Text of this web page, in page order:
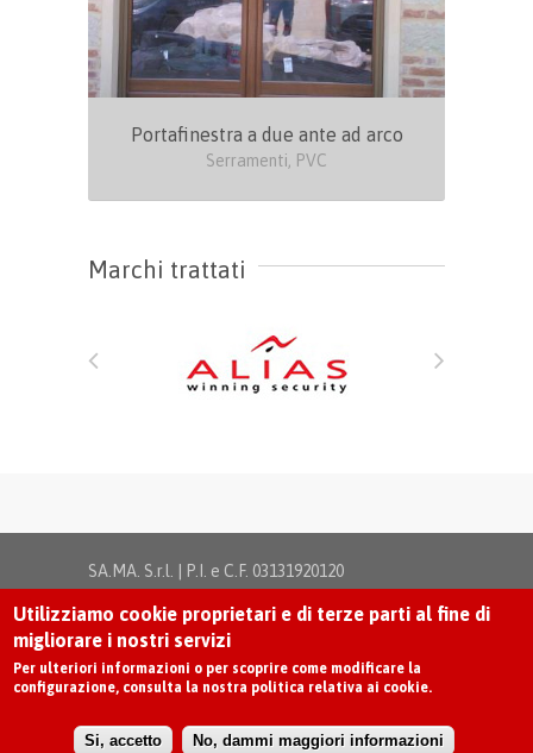
Portafinestra a due ante ad arco
Serramenti, PVC
Marchi trattati
SA.MA. S.r.l. | P.I. e C.F. 03131920120
Privacy | Cookie Policy
alluminio Varese e Novara-Porte blindate e porte
© Unique
Utilizziamo cookie proprietari e di terze parti al fine di
migliorare i nostri servizi
Per ulteriori informazioni o per scoprire come modificare la
configurazione, consulta la nostra politica relativa ai cookie.
Si, accetto No, dammi maggiori informazioni